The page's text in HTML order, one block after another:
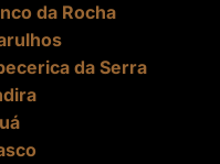
da Rocha
da Serra